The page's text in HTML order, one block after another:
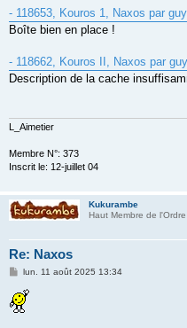
- 118653, Kouros 1, Naxos par
Boîte bien en place !
- 118662, Kouros II, Naxos par
Description de la cache
L_Aimetier
Membre N°: 373
Inscrit le: 12-juillet 04
Kukurambe
Haut Membre de
Re: Naxos
M
s
s
a
lun. 11 août 2025 13:34